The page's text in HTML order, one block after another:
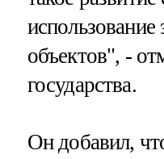
использование
объектов", -
государства.
Он добавил,